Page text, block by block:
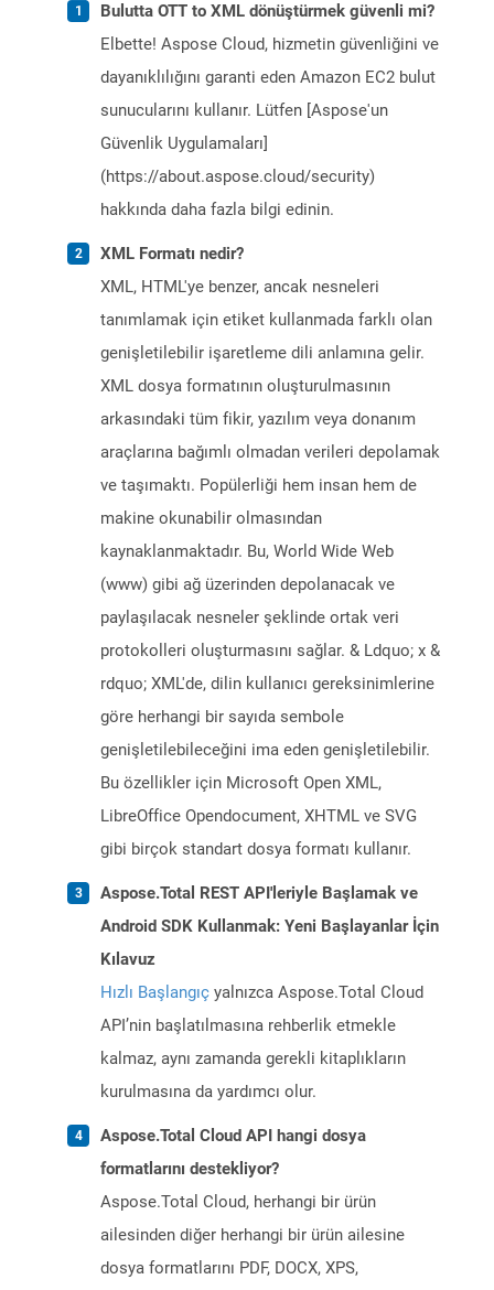
Bulutta OTT to XML dönüştürmek güvenli mi?
Elbette! Aspose Cloud, hizmetin güvenliğini ve
dayanıklılığını garanti eden Amazon EC2 bulut
sunucularını kullanır. Lütfen [Aspose'un
Güvenlik Uygulamaları]
(https://about.aspose.cloud/security)
hakkında daha fazla bilgi edinin.
XML Formatı nedir?
XML, HTML'ye benzer, ancak nesneleri
tanımlamak için etiket kullanmada farklı olan
genişletilebilir işaretleme dili anlamına gelir.
XML dosya formatının oluşturulmasının
arkasındaki tüm fikir, yazılım veya donanım
araçlarına bağımlı olmadan verileri depolamak
ve taşımaktı. Popülerliği hem insan hem de
makine okunabilir olmasından
kaynaklanmaktadır. Bu, World Wide Web
(www) gibi ağ üzerinden depolanacak ve
paylaşılacak nesneler şeklinde ortak veri
protokolleri oluşturmasını sağlar. & Ldquo; x &
rdquo; XML'de, dilin kullanıcı gereksinimlerine
göre herhangi bir sayıda sembole
genişletilebileceğini ima eden genişletilebilir.
Bu özellikler için Microsoft Open XML,
LibreOffice Opendocument, XHTML ve SVG
gibi birçok standart dosya formatı kullanır.
Aspose.Total REST API'leriyle Başlamak ve
Android SDK Kullanmak: Yeni Başlayanlar İçin
Kılavuz
Hızlı Başlangıç yalnızca Aspose.Total Cloud
API’nin başlatılmasına rehberlik etmekle
kalmaz, aynı zamanda gerekli kitaplıkların
kurulmasına da yardımcı olur.
Aspose.Total Cloud API hangi dosya
formatlarını destekliyor?
Aspose.Total Cloud, herhangi bir ürün
ailesinden diğer herhangi bir ürün ailesine
dosya formatlarını PDF, DOCX, XPS,